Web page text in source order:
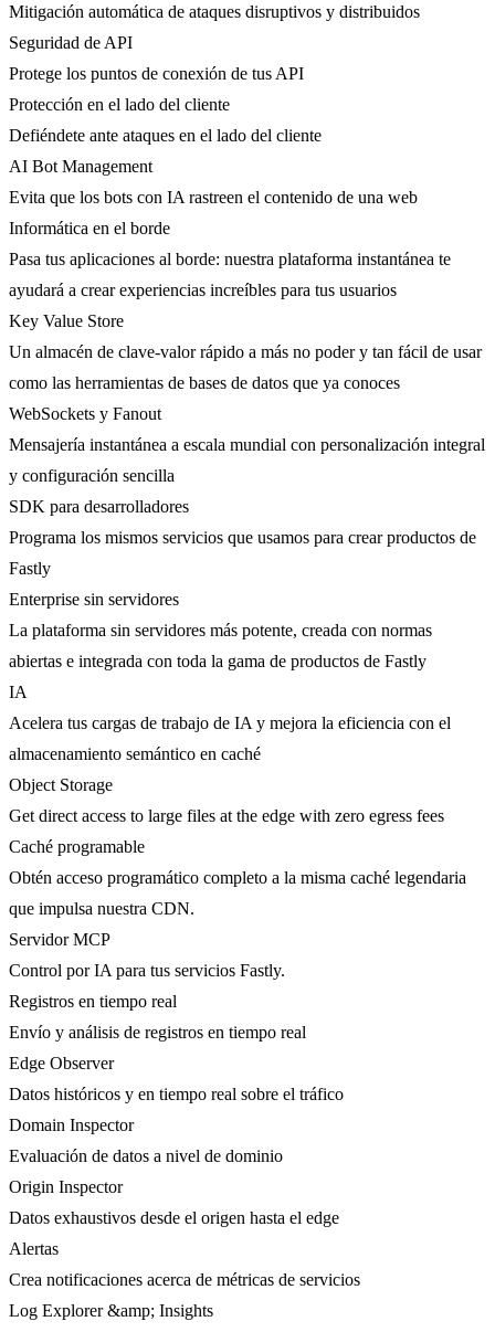
Mitigación automática de ataques disruptivos y distribuidos
Seguridad de API
Protege los puntos de conexión de tus API
Protección en el lado del cliente
Defiéndete ante ataques en el lado del cliente
AI Bot Management
Evita que los bots con IA rastreen el contenido de una web
Informática en el borde
Pasa tus aplicaciones al borde: nuestra plataforma instantánea te
ayudará a crear experiencias increíbles para tus usuarios
Key Value Store
Un almacén de clave-valor rápido a más no poder y tan fácil de usar
como las herramientas de bases de datos que ya conoces
WebSockets y Fanout
Mensajería instantánea a escala mundial con personalización integral
y configuración sencilla
SDK para desarrolladores
Programa los mismos servicios que usamos para crear productos de
Fastly
Enterprise sin servidores
La plataforma sin servidores más potente, creada con normas
abiertas e integrada con toda la gama de productos de Fastly
IA
Acelera tus cargas de trabajo de IA y mejora la eficiencia con el
almacenamiento semántico en caché
Object Storage
Get direct access to large files at the edge with zero egress fees
Caché programable
Obtén acceso programático completo a la misma caché legendaria
que impulsa nuestra CDN.
Servidor MCP
Control por IA para tus servicios Fastly.
Registros en tiempo real
Envío y análisis de registros en tiempo real
Edge Observer
Datos históricos y en tiempo real sobre el tráfico
Domain Inspector
Evaluación de datos a nivel de dominio
Origin Inspector
Datos exhaustivos desde el origen hasta el edge
Alertas
Crea notificaciones acerca de métricas de servicios
Log Explorer &amp; Insights